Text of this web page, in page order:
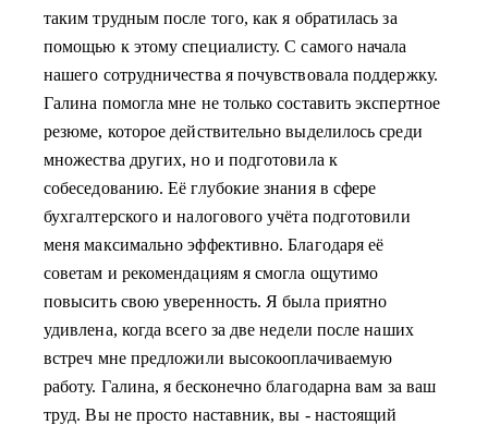
таким трудным после того, как я обратилась за
помощью к этому специалисту. С самого начала
нашего сотрудничества я почувствовала поддержку.
Галина помогла мне не только составить экспертное
резюме, которое действительно выделилось среди
множества других, но и подготовила к
собеседованию. Её глубокие знания в сфере
бухгалтерского и налогового учёта подготовили
меня максимально эффективно. Благодаря её
советам и рекомендациям я смогла ощутимо
повысить свою уверенность. Я была приятно
удивлена, когда всего за две недели после наших
встреч мне предложили высокооплачиваемую
работу. Галина, я бесконечно благодарна вам за ваш
труд. Вы не просто наставник, вы - настоящий